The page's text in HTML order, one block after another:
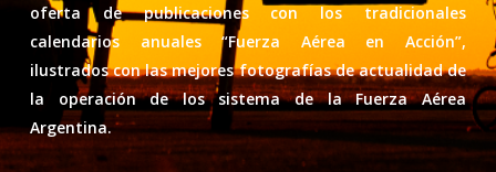
oferta de publicaciones con los tradicionales
calendarios anuales “Fuerza Aérea en Acción”,
ilustrados con las mejores fotografías de actualidad de
la operación de los sistema de la Fuerza Aérea
Argentina.